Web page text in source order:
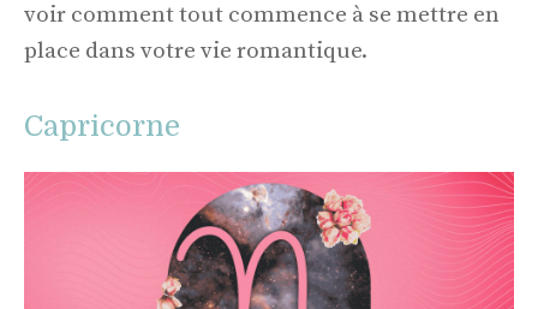
voir comment tout commence à se mettre en
place dans votre vie romantique.
Capricorne